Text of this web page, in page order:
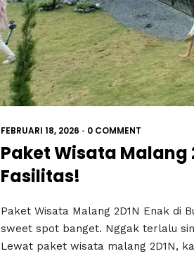
FEBRUARI 18, 2026 • 0 COMMENT
Paket Wisata Malang
Fasilitas!
Paket Wisata Malang 2D1N Enak di
sweet spot banget. Nggak terlalu
Lewat paket wisata malang 2D1N,